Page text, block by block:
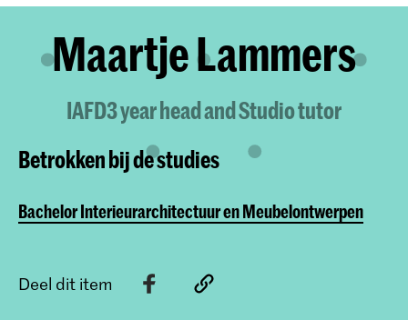
Maartje Lammers
IAFD3 year head and Studio tutor
Betrokken bij de studies
Bachelor Interieurarchitectuur en Meubelontwerpen
Deel dit item